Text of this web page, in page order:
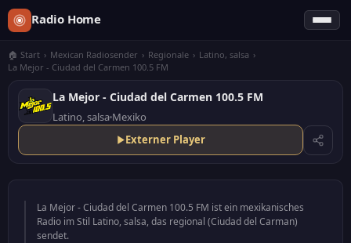
Radio Home
🏠 Start › Mexican Radiosender › Regionale › Latino, salsa ›
La Mejor - Ciudad del Carmen 100.5 FM
La Mejor - Ciudad del Carmen 100.5 FM
Latino, salsa Mexiko
Externer Player
La Mejor - Ciudad del Carmen 100.5 FM ist ein mexikanisches
Radio im Stil Latino, salsa, das regional (Ciudad del Carman)
sendet.